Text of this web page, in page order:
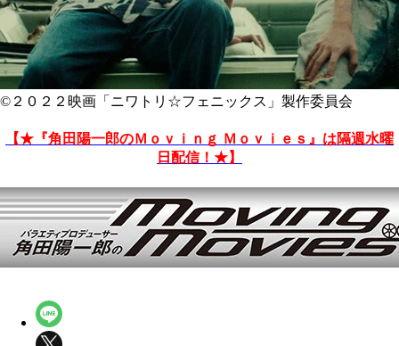
©２０２２映画「ニワトリ☆フェニックス」製作委員会
【★『角田陽一郎のＭｏｖｉｎｇ Ｍｏｖｉｅｓ』は隔週水曜
日配信！★】